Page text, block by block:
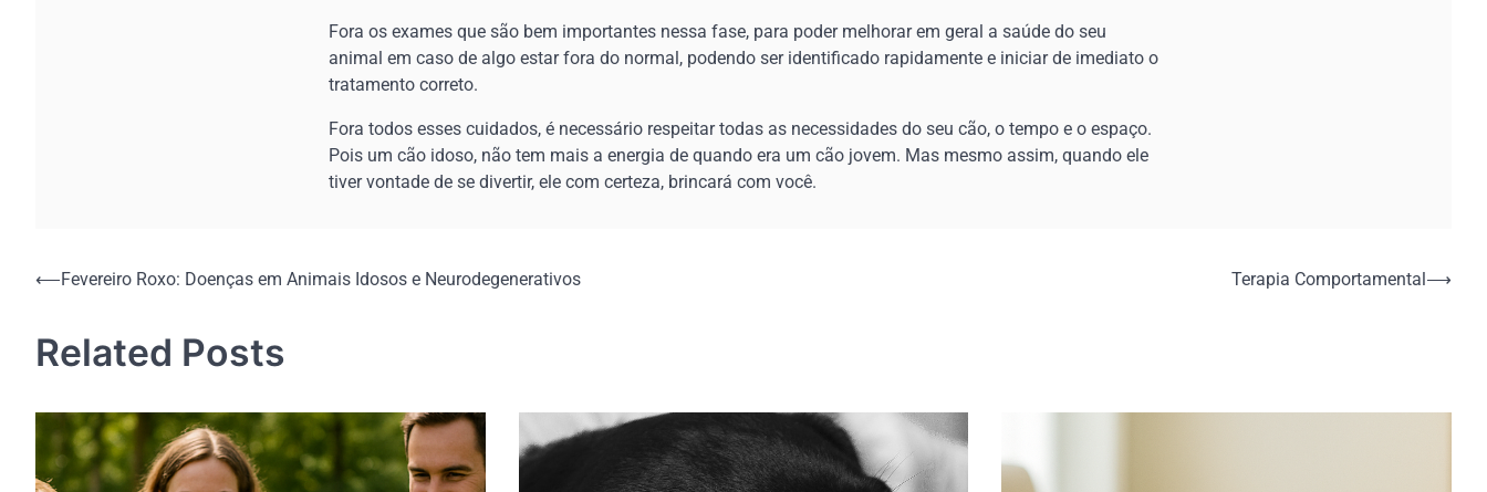
Fora os exames que são bem importantes nessa fase, para poder melhorar em geral a saúde do seu
animal em caso de algo estar fora do normal, podendo ser identificado rapidamente e iniciar de imediato o
tratamento correto.
Fora todos esses cuidados, é necessário respeitar todas as necessidades do seu cão, o tempo e o espaço.
Pois um cão idoso, não tem mais a energia de quando era um cão jovem. Mas mesmo assim, quando ele
tiver vontade de se divertir, ele com certeza, brincará com você.
Navegação
Post
⟵Fevereiro Roxo: Doenças em Animais Idosos e Neurodegenerativos Terapia Comportamental⟶
Related Posts